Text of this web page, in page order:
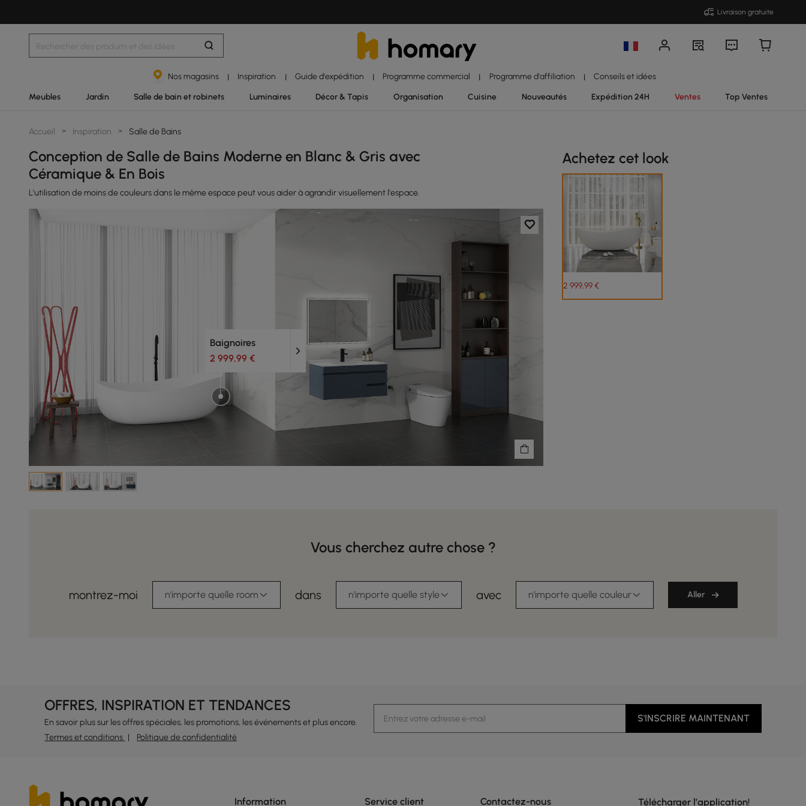
Livraison gratuite
Nos magasins | Inspiration | Guide d'expédition | Programme commercial | Programme d'affiliation | Conseils et idées
Meubles Jardin Salle de bain et robinets Luminaires Décor & Tapis Organisation Cuisine Nouveautés Expédition 24H Ventes Top Ventes
Accueil > Inspiration > Salle de Bains
Conception de Salle de Bains Moderne en Blanc & Gris avec
Céramique & En Bois
L'utilisation de moins de couleurs dans le même espace peut vous aider à agrandir visuellement l'espace.
Baignoires
2 999,99 €
Achetez cet look
2 999,99€
Vous cherchez autre chose ?
montrez-moi n'importe quelle room dans n'importe quelle style avec n'importe quelle couleur Aller
OFFRES, INSPIRATION ET TENDANCES
En savoir plus sur les offres spéciales, les promotions, les événements et plus encore.
Termes et conditions
Politique de confidentialité
S'INSCRIRE MAINTENANT
Information Service client Contactez-nous Télécharger l’application!